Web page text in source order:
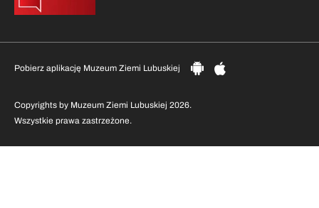
Copyrights by Muzeum Ziemi Lubuskiej 2026.
Wszystkie prawa zastrzeżone.
Pobierz aplikację Muzeum Ziemi Lubuskiej